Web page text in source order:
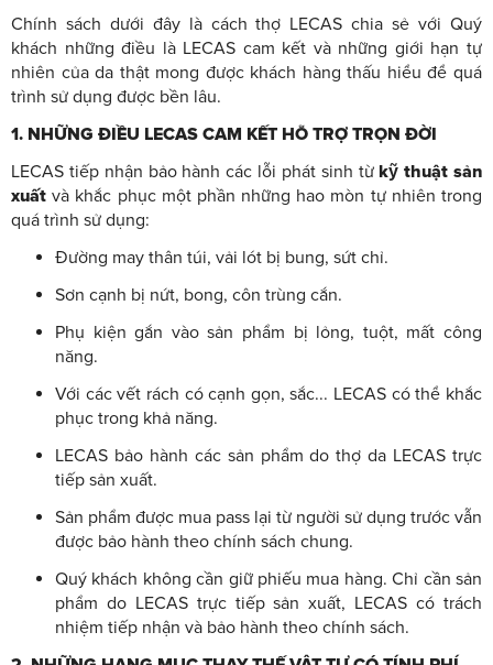
Chính sách dưới đây là cách thợ LECAS chia sẻ với Quý
khách những điều là LECAS cam kết và những giới hạn tự
nhiên của da thật mong được khách hàng thấu hiểu để quá
trình sử dụng được bền lâu.
1. NHỮNG ĐIỀU LECAS CAM KẾT HỖ TRỢ TRỌN ĐỜI
LECAS tiếp nhận bảo hành các lỗi phát sinh từkỹ thuật sản
xuất và khắc phục một phần những hao mòn tự nhiên trong
quá trình sử dụng:
Đường may thân túi, vải lót bị bung, sứt chỉ.
Sơn cạnh bị nứt, bong, côn trùng cắn.
Phụ kiện gắn vào sản phẩm bị lỏng, tuột, mất công
năng.
Với các vết rách có cạnh gọn, sắc... LECAS có thể khắc
phục trong khả năng.
LECAS bảo hành các sản phẩm do thợ da LECAS trực
tiếp sản xuất.
Sản phẩm được mua pass lại từ người sử dụng trước vẫn
được bảo hành theo chính sách chung.
Quý khách không cần giữ phiếu mua hàng. Chỉ cần sản
phẩm do LECAS trực tiếp sản xuất, LECAS có trách
nhiệm tiếp nhận và bảo hành theo chính sách.